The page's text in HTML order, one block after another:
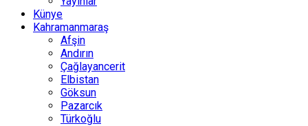
Künye
Kahramanmaraş
Afşin
Andırın
Çağlayancerit
Elbistan
Göksun
Pazarcık
Türkoğlu